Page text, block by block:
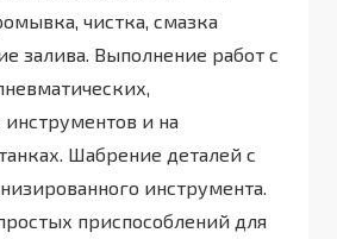
чистка, смазка
залива. Выполнение работ с
и на
Шабрение деталей с
инструмента.
приспособлений для